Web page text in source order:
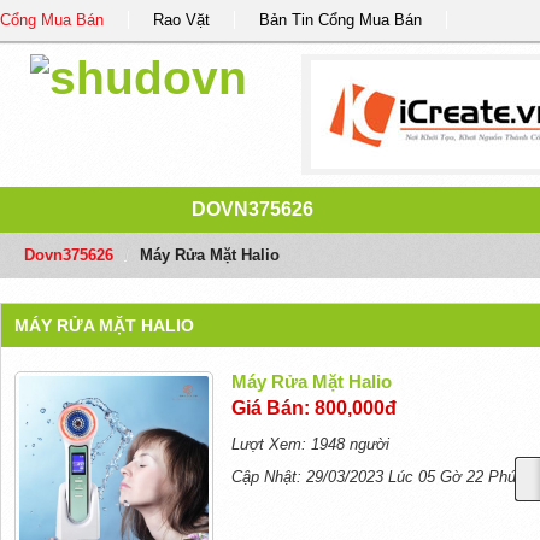
Cổng Mua Bán Rao Vặt Bản Tin Cổng Mua Bán
DOVN375626
Dovn375626 Máy Rửa Mặt Halio
MÁY RỬA MẶT HALIO
Máy Rửa Mặt Halio
Giá Bán: 800,000đ
Lượt Xem: 1948 người
Cập Nhật: 29/03/2023 Lúc 05 Gờ 22 Phút